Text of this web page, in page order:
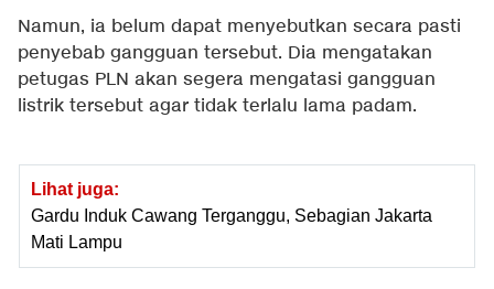
Namun, ia belum dapat menyebutkan secara pasti
penyebab gangguan tersebut. Dia mengatakan
petugas PLN akan segera mengatasi gangguan
listrik tersebut agar tidak terlalu lama padam.
Lihat juga:
Gardu Induk Cawang Terganggu, Sebagian Jakarta
Mati Lampu